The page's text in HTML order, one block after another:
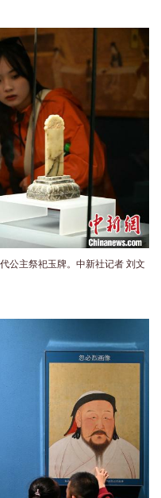
公主祭祀玉牌。中新社记者 刘文